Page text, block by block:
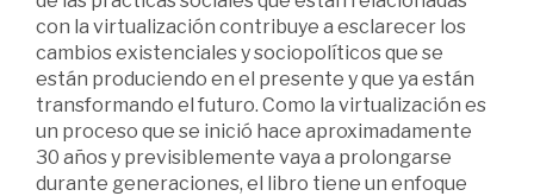
con la virtualización contribuye a esclarecer los
cambios existenciales y sociopolíticos que se
están produciendo en el presente y que ya están
transformando el futuro. Como la virtualización es
un proceso que se inició hace aproximadamente
30 años y previsiblemente vaya a prolongarse
durante generaciones, el libro tiene un enfoque